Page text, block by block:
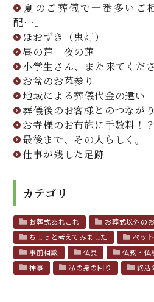
夏のご葬儀で一番多いご
配…」
ほおずき（鬼灯）
昼の蓮 夜の蓮
小学生さん、また来てくだ
お盆のお墓参り
地域による葬儀代金の違い
葬儀後のお客様とのつながり
お寺様のお布施に手数料！？
最後まで、その人らしく。
仕事が残した足跡
カテゴリ
お葬式あれこれ
お葬式以外の
ちょっと考えてみました
ペッ
事前相談
仏具 仏教・仏
神事
私の身の回り 終活